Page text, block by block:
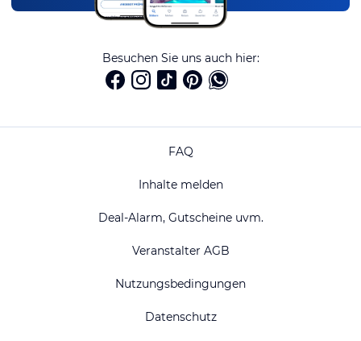
Besuchen Sie uns auch hier:
FAQ
Inhalte melden
Deal-Alarm, Gutscheine uvm.
Veranstalter AGB
Nutzungsbedingungen
Datenschutz